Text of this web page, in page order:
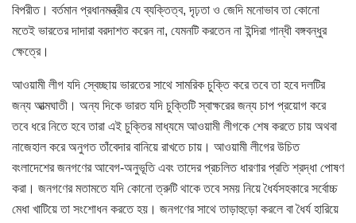
বিপরীত। বর্তমান প্রধানমন্ত্রীর যে ব্যক্তিত্ব, দৃঢ়তা ও জেদি মনোভাব তা কোনো
মতেই ভারতের দাদারা বরদাশত করেন না, যেমনটি করতেন না ইন্দিরা গান্ধী বঙ্গবন্ধুর
ক্ষেত্রে।
আওয়ামী লীগ যদি স্বেচ্ছায় ভারতের সাথে সামরিক চুক্তি করে তবে তা হবে দলটির
জন্য আত্মঘাতী। অন্য দিকে ভারত যদি চুক্তিটি স্বাক্ষরের জন্য চাপ প্রয়োগ করে
তবে ধরে নিতে হবে তারা এই চুক্তির মাধ্যমে আওয়ামী লীগকে শেষ করতে চায় অথবা
নাজেহাল করে অনুগত তাঁবেদার বানিয়ে রাখতে চায়। আওয়ামী লীগের উচিত
বংলাদেশের জনগণের আবেগ-অনুভূতি এবং তাদের প্রচলিত ধারণার প্রতি শ্রদ্ধা পোষণ
করা। জনগণের মতামতে যদি কোনো ত্রুটি থাকে তবে সময় নিয়ে ধৈর্যসহকারে সর্বোচ্চ
মেধা খাটিয়ে তা সংশোধন করতে হয়। জনগণের সাথে তাড়াহুড়ো করলে বা ধৈর্য হারিয়ে